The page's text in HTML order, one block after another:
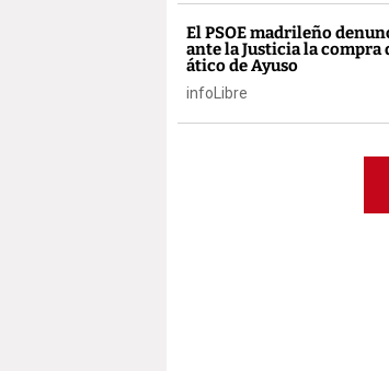
El PSOE madrileño
ante la Justicia la compra
ático de Ayuso
infoLibre